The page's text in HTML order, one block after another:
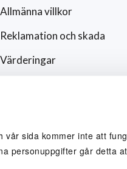
vår sida kommer inte att
personuppgifter går detta
Allmänna villkor
Reklamation och skada
Värderingar
Cookies